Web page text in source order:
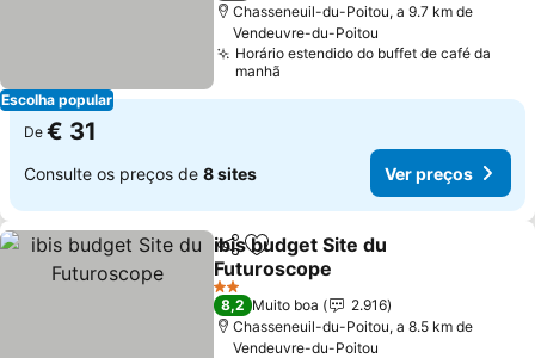
Escolha popular
Chasseneuil-du-Poitou, a 9.7 km de
Vendeuvre-du-Poitou
Horário estendido do buffet de café da
manhã
De € 31
Consulte os preços de 8 sites Ver preços
PartilharAdicionar aos favoritos
ibis budget Site du
Futuroscope
Ver preços
2 Estrelas
8,2 Muito boa
2.916
Chasseneuil-du-Poitou, a 8.5 km de
Vendeuvre-du-Poitou